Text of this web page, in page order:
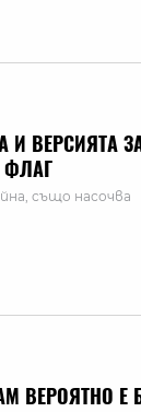
И ВЕРСИЯТА
ФЛАГ
също насочва
ВЕРОЯТНО Е